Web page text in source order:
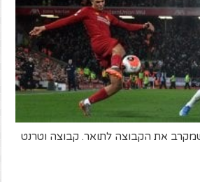
את הקבוצה לתואר. קבוצה וטרנט